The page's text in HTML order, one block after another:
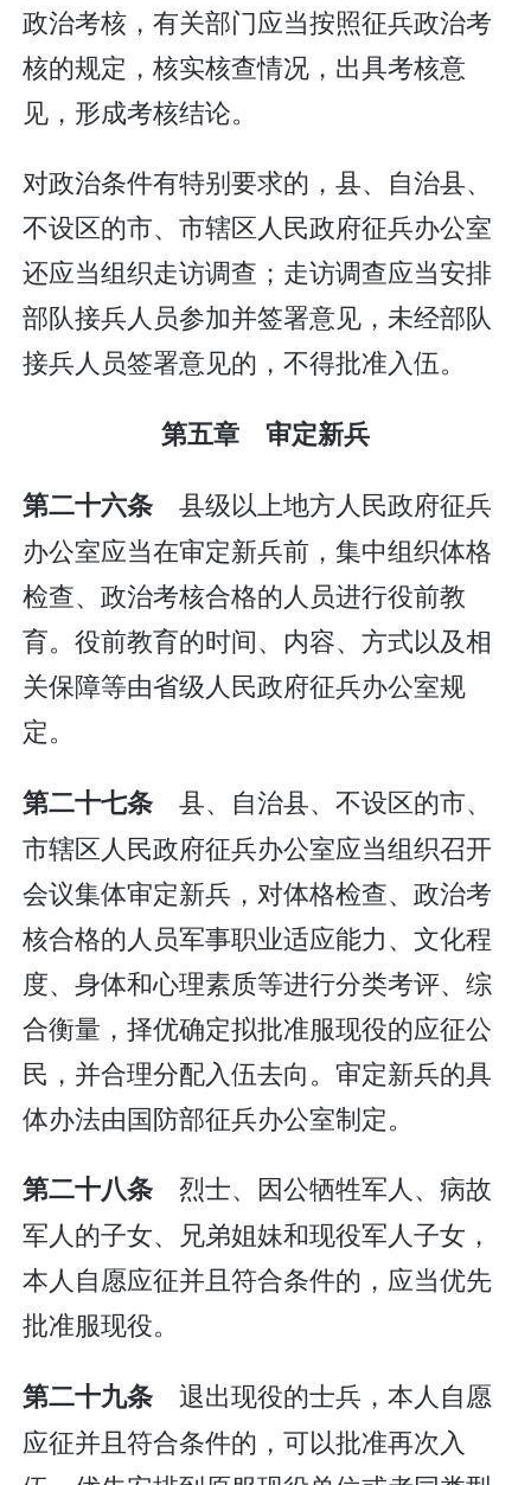
政治考核，有关部门应当按照征兵政治考
核的规定，核实核查情况，出具考核意
见，形成考核结论。
对政治条件有特别要求的，县、自治县、
不设区的市、市辖区人民政府征兵办公室
还应当组织走访调查；走访调查应当安排
部队接兵人员参加并签署意见，未经部队
接兵人员签署意见的，不得批准入伍。
第五章 审定新兵
第二十六条 县级以上地方人民政府征兵
办公室应当在审定新兵前，集中组织体格
检查、政治考核合格的人员进行役前教
育。役前教育的时间、内容、方式以及相
关保障等由省级人民政府征兵办公室规
定。
第二十七条 县、自治县、不设区的市、
市辖区人民政府征兵办公室应当组织召开
会议集体审定新兵，对体格检查、政治考
核合格的人员军事职业适应能力、文化程
度、身体和心理素质等进行分类考评、综
合衡量，择优确定拟批准服现役的应征公
民，并合理分配入伍去向。审定新兵的具
体办法由国防部征兵办公室制定。
第二十八条 烈士、因公牺牲军人、病故
军人的子女、兄弟姐妹和现役军人子女，
本人自愿应征并且符合条件的，应当优先
批准服现役。
第二十九条 退出现役的士兵，本人自愿
应征并且符合条件的，可以批准再次入